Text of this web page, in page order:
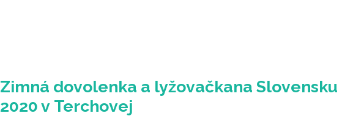
Zimná dovolenka a lyžovačkana Slovensku
2020 v Terchovej